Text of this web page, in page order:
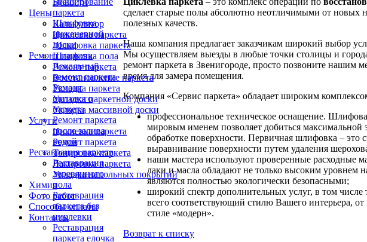
Новости
Цены
Калькулятор
Циклевка паркета
Шлифовка паркета
Шлифовка пола
Ремонт паркета
Восстановление паркета
Укладка паркета
Укладка паркетной доски
Укладка массивной доски
Услуги
Циклевка паркета
Ремонт паркета
Тонировка паркета
Лакировка паркета
Укладка напольных покрытий
Химия
Фото работ
Способы оплаты
Контакты
паркета
Шлифовка
инженерной
доски
Ремонт паркета
Локальный
ремонт паркета
Ремонт
щитового
паркета
Ремонт паркета
после залива
водой
Реставрация паркета
Реставрация
деревянного
пола
Реставрация
паркета без
циклевки
Реставрация
паркета елочка
сделает старые полы абсолютно неотличимыми от новых
полезных качеств.
Наша компания предлагает заказчикам широкий выбор
Мы осуществляем выезды в любые точки столицы и
ремонт паркета в Звенигороде, просто позвоните нашим
время для замера помещения.
Компания «Сервис паркета» обладает широким
профессиональное техническое оснащение.
мировым именем позволяет добиться
обработке поверхности. Первичная шлифовка – это
выравнивание поверхности путем удаления
наши мастера используют проверенные расходные
лаки и масла обладают не только высоким уровнем
являются полностью экологически безопасными;
широкий спектр дополнительных услуг, в том
всего соответствующий стилю Вашего интерьера,
стиле «модерн».
Возврат к списку